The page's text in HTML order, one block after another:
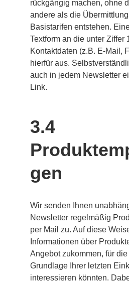
rückgängig machen, ohne
andere als die
Basistarifen entstehen.
Textform an die unter Ziffer
Kontaktdaten (z.B. E-Mail,
hierfür aus.
auch in jedem Newsletter
Link.
3.4
gen
Wir senden Ihnen
Newsletter regelmäßig
per Mail zu. Auf diese
Informationen über
Angebot zukommen, für
Grundlage Ihrer letzten
interessieren könnten.